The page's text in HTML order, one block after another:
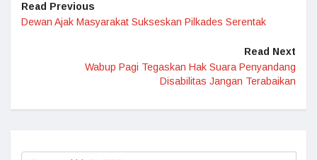
Read Previous
Dewan Ajak Masyarakat Sukseskan Pilkades Serentak
Read Next
Wabup Pagi Tegaskan Hak Suara Penyandang
Disabilitas Jangan Terabaikan